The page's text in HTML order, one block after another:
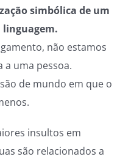
simbólica de um
não estamos
a uma pessoa.
de mundo em que o
insultos em
são relacionados a